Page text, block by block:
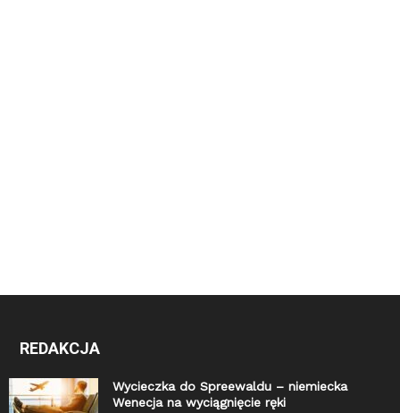
REDAKCJA
Wycieczka do Spreewaldu – niemiecka
Wenecja na wyciągnięcie ręki